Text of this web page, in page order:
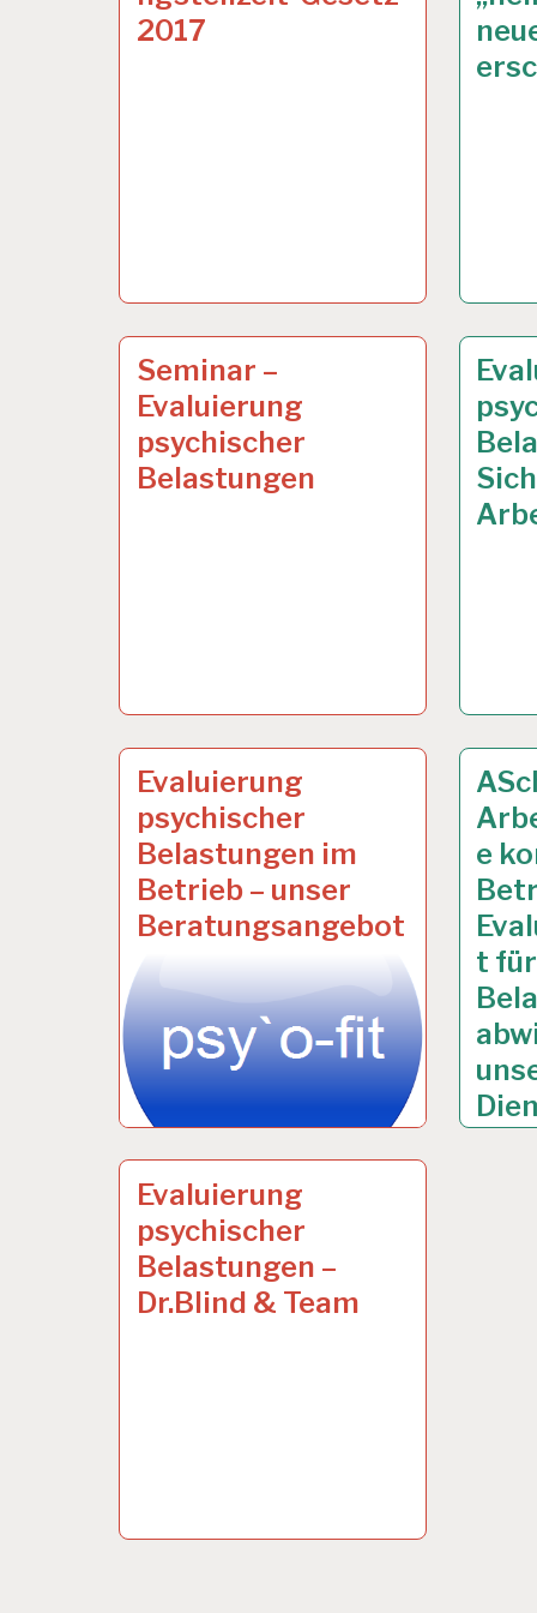
2017
ARBEITSANALYSE…
Seminar –
Evaluierung
psychischer
Belastungen
24 JAN. 2013 14
ARBEITSANALYSE…
Evaluierung
psychischer
Belastungen im
Betrieb – unser
Beratungsangebot
6 DEZ. 2012
e
t
5 DEZ.
ARBEITSANALYSE…
Evaluierung
psychischer
Belastungen –
Dr.Blind & Team
14 JUNI 2012